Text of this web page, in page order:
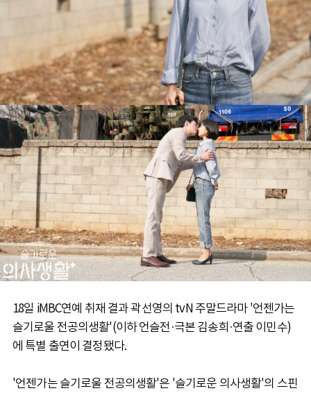
18일 iMBC연예 취재 결과 곽선영의 tvN 주말드라마 '언젠가는
슬기로울 전공의생활'(이하 언슬전·극본 김송희·연출 이민수)
에 특별 출연이 결정됐다.
'언젠가는 슬기로울 전공의생활'은 '슬기로운 의사생활'의 스핀